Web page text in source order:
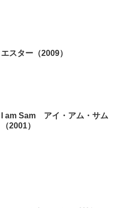
エスター（2009）
I am Sam アイ・アム・サム
（2001）